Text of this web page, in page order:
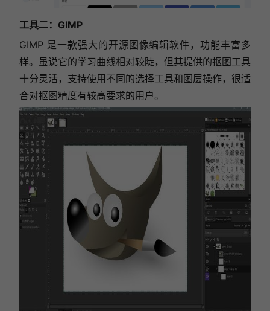
工具二： GIMP
GIMP 是一款强大的开源图像编辑软件，功能丰富多
样。虽说它的学习曲线相对较陡，但其提供的抠图工具
十分灵活，支持使用不同的选择工具和图层操作，很适
合对抠图精度有较高要求的用户。